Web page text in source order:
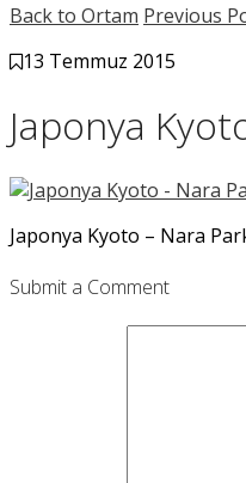
Back to Ortam Previous
13 Temmuz 2015
Japonya
Japonya Kyoto – Nara
Submit a Comment